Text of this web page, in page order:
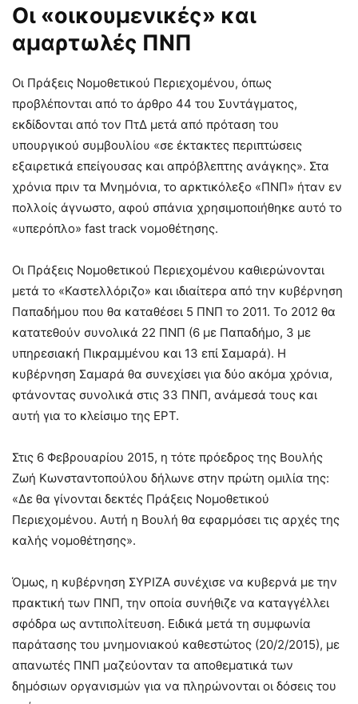
Οι «οικουμενικές» και
αμαρτωλές ΠΝΠ
Οι Πράξεις Νομοθετικού Περιεχομένου, όπως
προβλέπονται από το άρθρο 44 του Συντάγματος,
εκδίδονται από τον ΠτΔ μετά από πρόταση του
υπουργικού συμβουλίου «σε έκτακτες περιπτώσεις
εξαιρετικά επείγουσας και απρόβλεπτης ανάγκης». Στα
χρόνια πριν τα Μνημόνια, το αρκτικόλεξο «ΠΝΠ» ήταν εν
πολλοίς άγνωστο, αφού σπάνια χρησιμοποιήθηκε αυτό το
«υπερόπλο» fast track νομοθέτησης.
Οι Πράξεις Νομοθετικού Περιεχομένου καθιερώνονται
μετά το «Καστελλόριζο» και ιδιαίτερα από την κυβέρνηση
Παπαδήμου που θα καταθέσει 5 ΠΝΠ το 2011. Το 2012 θα
κατατεθούν συνολικά 22 ΠΝΠ (6 με Παπαδήμο, 3 με
υπηρεσιακή Πικραμμένου και 13 επί Σαμαρά). Η
κυβέρνηση Σαμαρά θα συνεχίσει για δύο ακόμα χρόνια,
φτάνοντας συνολικά στις 33 ΠΝΠ, ανάμεσά τους και
αυτή για το κλείσιμο της ΕΡΤ.
Στις 6 Φεβρουαρίου 2015, η τότε πρόεδρος της Βουλής
Ζωή Κωνσταντοπούλου δήλωνε στην πρώτη ομιλία της:
«Δε θα γίνονται δεκτές Πράξεις Νομοθετικού
Περιεχομένου. Αυτή η Βουλή θα εφαρμόσει τις αρχές της
καλής νομοθέτησης».
Όμως, η κυβέρνηση ΣΥΡΙΖΑ συνέχισε να κυβερνά με την
πρακτική των ΠΝΠ, την οποία συνήθιζε να καταγγέλλει
σφόδρα ως αντιπολίτευση. Ειδικά μετά τη συμφωνία
παράτασης του μνημονιακού καθεστώτος (20/2/2015), με
απανωτές ΠΝΠ μαζεύονταν τα αποθεματικά των
δημόσιων οργανισμών για να πληρώνονται οι δόσεις του